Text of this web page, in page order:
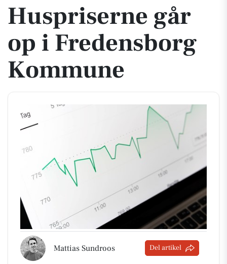
Huspriserne går
op i Fredensborg
Kommune
Mattias Sundroos Del artikel